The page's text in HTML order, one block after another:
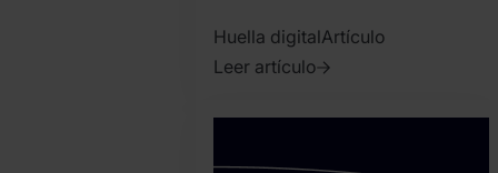
Huella digitalArtículo
Leer artículo